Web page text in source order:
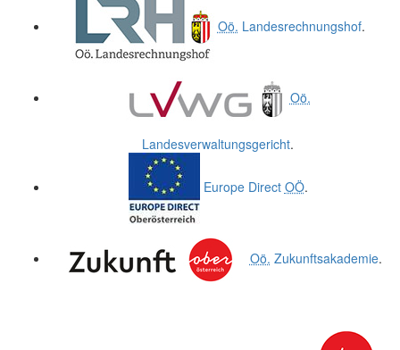
Oö. Landesrechnungshof.
Oö.
Landesverwaltungsgericht.
Europe Direct OÖ.
Oö. Zukunftsakademie.